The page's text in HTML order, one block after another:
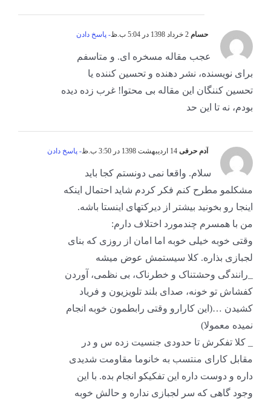
حسام - پاسخ دادن
عجب مقاله مسخره ای. و متاسفم
برای نویسنده، نشر دهنده و تحسین کننده یا
تحسین کننگان این مقاله بی محتوا! غرب زده دیده
بودم، نه تا این حد
آدم حرفی - پاسخ دادن
سلام. واقعا نمی دونستم کجا باید
مشکلمو مطرح کنم فکر کردم شاید احتمال اینکه
اینجا رو بخونید بیشتر از دیرکتهای اینستا باشه.
من با همسرم چندمورد اختلاف دارم:
وقتی خوبه خیلی خوبه اما امان از روزی که بنای
لجبازی بذاره. کلا سیستمش عوض میشه
_رانندگی وحشتناک و خطرناک، بی نظمی، آوردن
کفشاش تو خونه، صدای بلند تلویزیون و فریاد
کشیدن …(این کارارو وقتی رابطمون خوبه انجام
نمیده معمولا)
_ کلا تفکرش تا حدودی جنسیت زده س و در
مقابل کارای منتسب به خانوما مقاومت شدیدی
داره و دوست داره این تفکیکو انجام بده. با این
وجود گاهی که سر لجبازی نداره و حالش خوبه